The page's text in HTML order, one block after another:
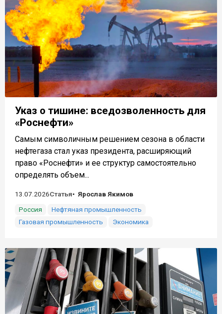
Указ о тишине: вседозволенность для
«Роснефти»
Самым символичным решением сезона в области
нефтегаза стал указ президента, расширяющий
право «Роснефти» и ее структур самостоятельно
определять объем...
13.07.2026Статья
Ярослав Якимов
Россия
Нефтяная промышленность
Газовая промышленность
Экономика